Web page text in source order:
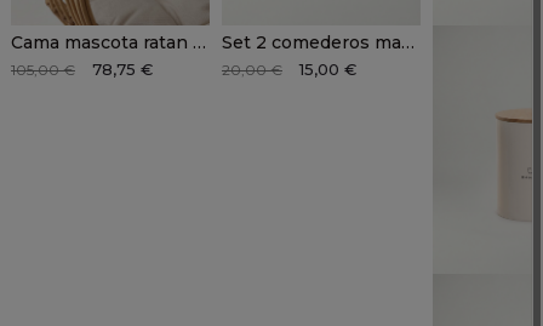
Cama mascota ratan sintetico HAREN
105,00 € 78,75 €
Set 2 comederos mascota KENDO
20,00 € 15,00 €